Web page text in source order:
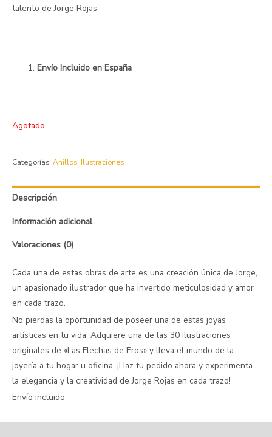
talento de Jorge Rojas.
Envío Incluido en España
Agotado
Categorías: Anillos, Ilustraciones
Descripción
Información adicional
Valoraciones (0)
Cada una de estas obras de arte es una creación única de Jorge,
un apasionado ilustrador que ha invertido meticulosidad y amor
en cada trazo.
No pierdas la oportunidad de poseer una de estas joyas
artísticas en tu vida. Adquiere una de las 30 ilustraciones
originales de «Las Flechas de Eros» y lleva el mundo de la
joyería a tu hogar u oficina. ¡Haz tu pedido ahora y experimenta
la elegancia y la creatividad de Jorge Rojas en cada trazo!
Envío incluido